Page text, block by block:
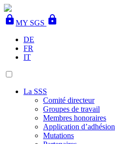
lock MY SGS lock
DE
FR
IT
La SSS
Comité directeur
Groupes de travail
Membres honoraires
Application d’adhésion
Mutations